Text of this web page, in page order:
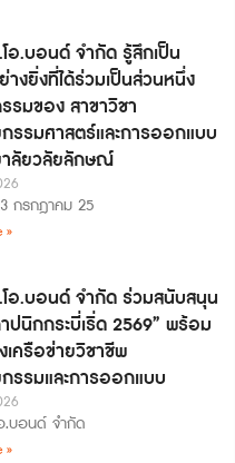
อ.บอนด์ จำกัด รู้สึกเป็น
างยิ่งที่ได้ร่วมเป็นส่วนหนึ่ง
รมของ สาขาวิชา
รรมศาสตร์และการออกแบบ
ลัยวลัยลักษณ์
กรกฎาคม 25
»
อ.บอนด์ จำกัด ร่วมสนับสนุน
ปนิกกระบี่เริ่ด 2569” พร้อม
เครือข่ายวิชาชีพ
รรมและการออกแบบ
.บอนด์ จำกัด
»